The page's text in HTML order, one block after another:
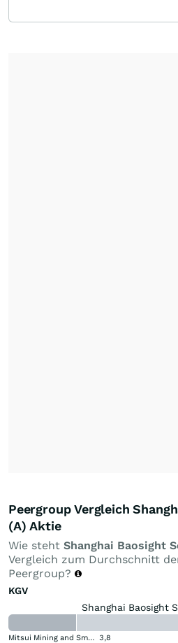
Peergroup Vergleich
(A) Aktie
Wie steht Shanghai Baosight
Vergleich zum Durchschnitt
Peergroup?
KGV
Shanghai Baosight
Mitsui Mining and Smelting Company 3,8